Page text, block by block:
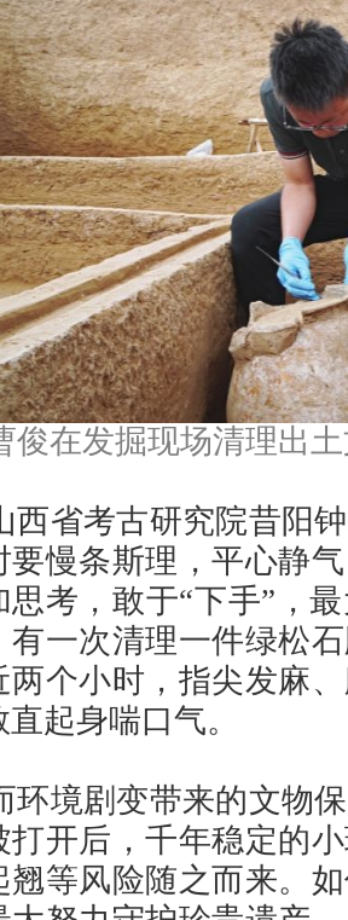
俊在发掘现场清理出
西省考古研究院昔阳
要慢条斯理，平心静
思考，敢于“下手”，
有一次清理一件绿松
两个小时，指尖发麻
起身喘口气。
环境剧变带来的文物
打开后，千年稳定的
翘等风险随之而来。